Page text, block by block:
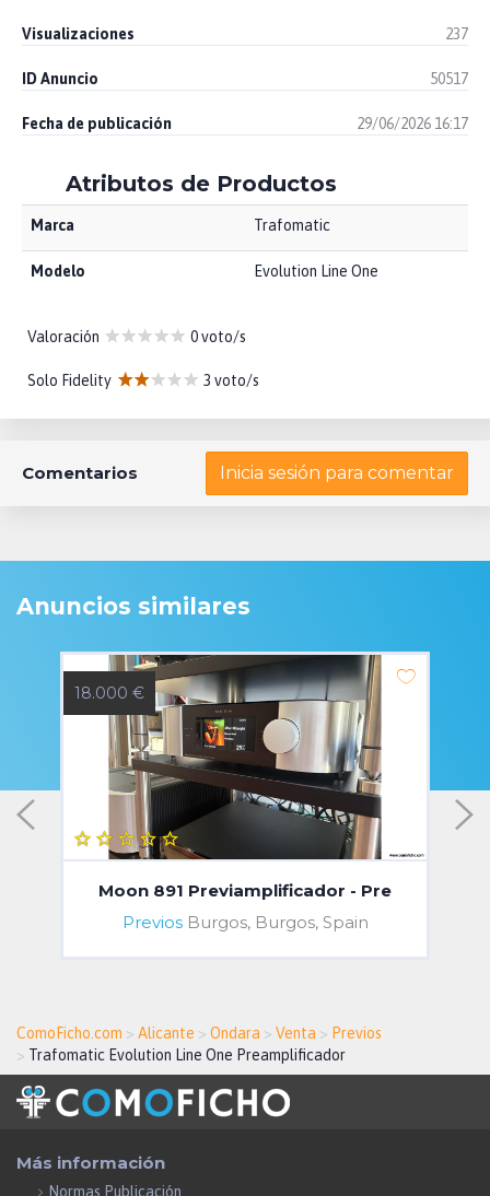
Visualizaciones 237
ID Anuncio 50517
Fecha de publicación 29/06/2026 16:17
Atributos de Productos
Marca Trafomatic
Modelo Evolution Line One
Valoración 0 voto/s
Solo Fidelity 3 voto/s
Inicia sesión para comentar
Comentarios
Anuncios similares
18.000 €
Moon 891 Previamplificador - Pre
Previos Burgos, Burgos, Spain
ComoFicho.com > Alicante > Ondara > Venta > Previos
> Trafomatic Evolution Line One Preamplificador
Más información
Normas Publicación